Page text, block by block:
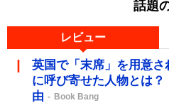
話題
レビュー
英国で「末席」を用意さ
に呼び寄せた人物とは
由
Book Bang